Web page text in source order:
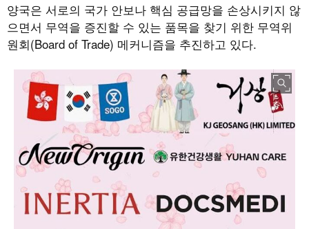
양국은 서로의 국가 안보나 핵심 공급망을 손상시키지 않
으면서 무역을 증진할 수 있는 품목을 찾기 위한 무역위
원회(Board of Trade) 메커니즘을 추진하고 있다.